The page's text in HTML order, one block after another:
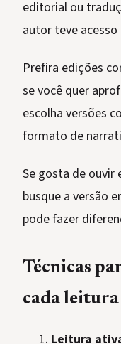
editorial ou
autor teve
Prefira edições
se você quer
escolha versões
formato de
Se gosta de
busque a versão
pode fazer
Técnicas
cada leitura
Leitura